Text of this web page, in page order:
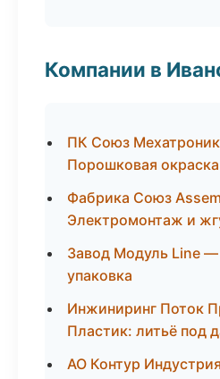
Компании в
ПК Союз
Порошковая окраска
Фабрика Союз
Электромонтаж и
Завод Модуль Line
упаковка
Инжиниринг Поток
Пластик: литьё под
АО Контур